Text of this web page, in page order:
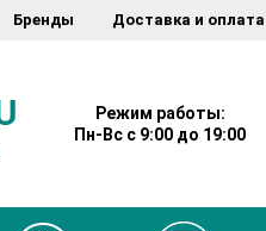
Бренды Доставка и оплата
Режим работы:
Пн-Вс с 9:00 до 19:00